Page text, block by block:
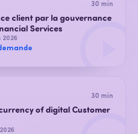
30 min
client par la gouvernance
Services
2026
30 min
of digital Customer